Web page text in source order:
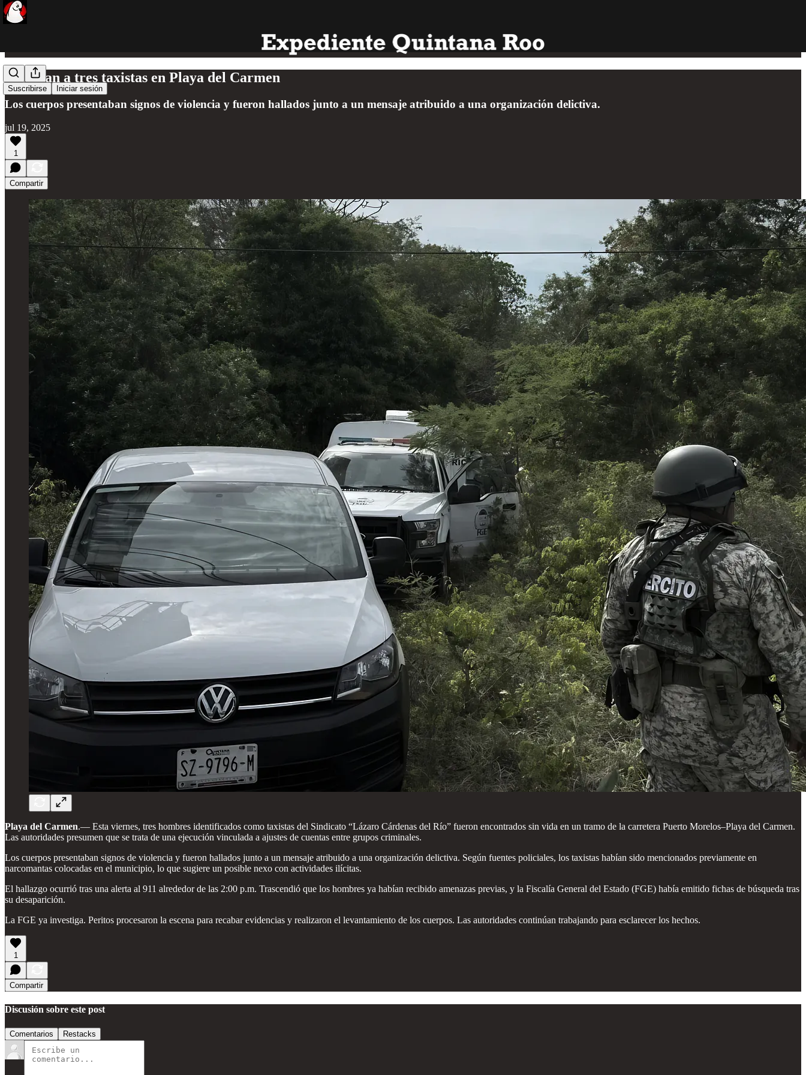
Suscribirse Iniciar sesión
Ejecutan a tres taxistas en Playa del Carmen
Los cuerpos presentaban signos de violencia y fueron hallados junto a un mensaje atribuido a una organización delictiva.
jul 19, 2025
1
Compartir
Playa del Carmen.— Esta viernes, tres hombres identificados como taxistas del Sindicato “Lázaro Cárdenas del Río” fueron encontrados sin vida en un tramo de la carretera Puerto Morelos–Playa del Carmen.
Las autoridades presumen que se trata de una ejecución vinculada a ajustes de cuentas entre grupos criminales.
Los cuerpos presentaban signos de violencia y fueron hallados junto a un mensaje atribuido a una organización delictiva. Según fuentes policiales, los taxistas habían sido mencionados previamente en
narcomantas colocadas en el municipio, lo que sugiere un posible nexo con actividades ilícitas.
El hallazgo ocurrió tras una alerta al 911 alrededor de las 2:00 p.m. Trascendió que los hombres ya habían recibido amenazas previas, y la Fiscalía General del Estado (FGE) había emitido fichas de búsqueda tras
su desaparición.
La FGE ya investiga. Peritos procesaron la escena para recabar evidencias y realizaron el levantamiento de los cuerpos. Las autoridades continúan trabajando para esclarecer los hechos.
1
Compartir
Discusión sobre este post
Comentarios Restacks